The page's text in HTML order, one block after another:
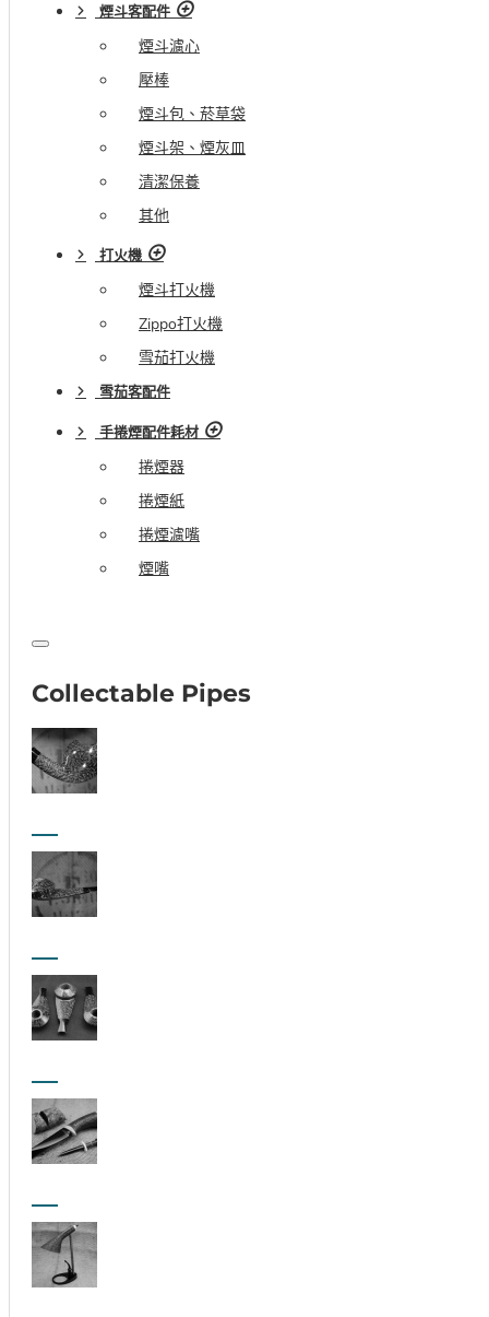
煙斗客配件
煙斗濾心
壓棒
煙斗包、菸草袋
煙斗架、煙灰皿
清潔保養
其他
打火機
煙斗打火機
Zippo打火機
雪茄打火機
雪茄客配件
手捲煙配件耗材
捲煙器
捲煙紙
捲煙濾嘴
煙嘴
Collectable Pipes